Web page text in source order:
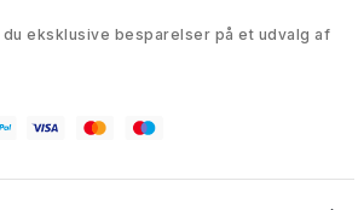
eksklusive besparelser på et udvalg af